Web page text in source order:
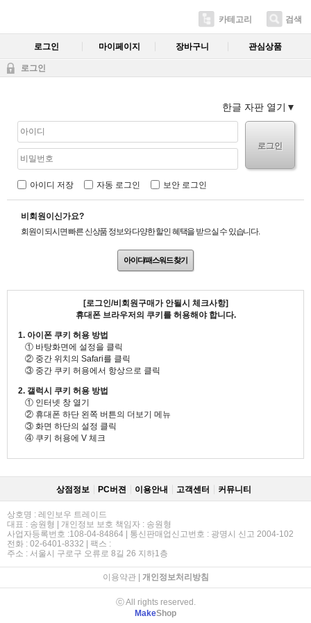
카테고리 검색
로그인 마이페이지 장바구니 관심상품
로그인
한글 자판 열기
로그인
아이디 저장 자동 로그인 보안 로그인
비회원이신가요?
회원이 되시면 빠른 신상품 정보와 다양한 할인 혜택을 받으실 수 있습니다.
아이디/패스워드 찾기
[로그인/비회원구매가 안될시 체크사항]
휴대폰 브라우저의 쿠키를 허용해야 합니다.
1. 아이폰 쿠키 허용 방법
① 바탕화면에 설정을 클릭
② 중간 위치의 Safari를 클릭
③ 중간 쿠키 허용에서 항상으로 클릭
2. 갤럭시 쿠키 허용 방법
① 인터넷 창 열기
② 휴대폰 하단 왼쪽 버튼의 더보기 메뉴
③ 화면 하단의 설정 클릭
④ 쿠키 허용에 V 체크
상점정보 PC버젼 이용안내 고객센터 커뮤니티
상호명 : 레인보우 트레이드
대표 : 송원형 | 개인정보 보호 책임자 : 송원형
사업자등록번호 :108-04-84864 | 통신판매업신고번호 : 광명시 신고 2004-102
전화 : 02-6401-8332 | 팩스 :
주소 : 서울시 구로구 오류로 8길 26 지하1층
이용약관| 개인정보처리방침
ⓒ All rights reserved.
MakeShop